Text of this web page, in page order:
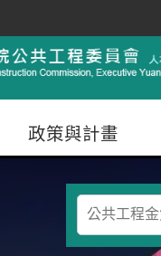
政策與計畫
查
條